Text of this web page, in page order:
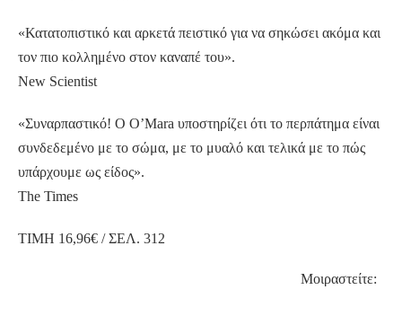
«Κατατοπιστικό και αρκετά πειστικό για να σηκώσει ακόμα και
τον πιο κολλημένο στον καναπέ του».
New Scientist
«Συναρπαστικό! Ο Ο’Μara υποστηρίζει ότι το περπάτημα είναι
συνδεδεμένο με το σώμα, με το μυαλό και τελικά με το πώς
υπάρχουμε ως είδος».
The Times
TIMΗ 16,96€ / ΣΕΛ. 312
Μοιραστείτε: